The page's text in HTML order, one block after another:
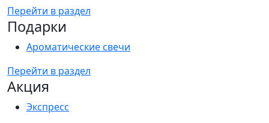
Перейти в раздел
Подарки
Ароматические свечи
Перейти в раздел
Акция
Экспресс